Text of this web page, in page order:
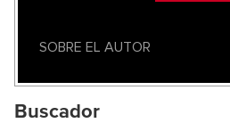
SOBRE EL AUTOR
Buscador